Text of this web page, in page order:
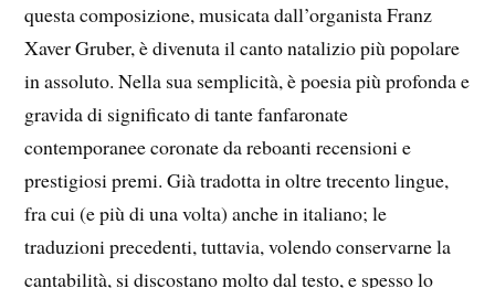
questa composizione, musicata dall’organista Franz
Xaver Gruber, è divenuta il canto natalizio più popolare
in assoluto. Nella sua semplicità, è poesia più profonda e
gravida di significato di tante fanfaronate
contemporanee coronate da reboanti recensioni e
prestigiosi premi. Già tradotta in oltre trecento lingue,
fra cui (e più di una volta) anche in italiano; le
traduzioni precedenti, tuttavia, volendo conservarne la
cantabilità, si discostano molto dal testo, e spesso lo